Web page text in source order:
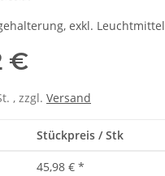
exkl. Leuchtmittel
€
, zzgl. Versand
Stückpreis / Stk
45,98 € *